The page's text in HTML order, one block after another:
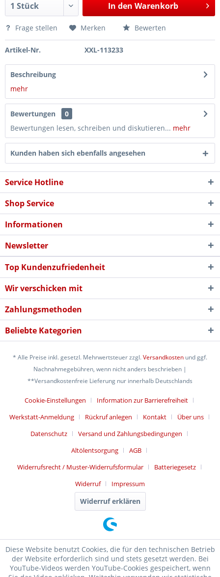
In den Warenkorb
Frage stellen Merken Bewerten
Artikel-Nr. XXL-113233
Beschreibung
mehr
Bewertungen
0
Bewertungen lesen, schreiben und diskutieren... mehr
Kunden haben sich ebenfalls angesehen
Service Hotline
Shop Service
Informationen
Newsletter
Top Kundenzufriedenheit
Wir verschicken mit
Zahlungsmethoden
Beliebte Kategorien
* Alle Preise inkl. gesetzl. Mehrwertsteuer zzgl.Versandkosten und ggf.
Nachnahmegebühren, wenn nicht anders beschrieben |
**Versandkostenfreie Lieferung nur innerhalb Deutschlands
Cookie-Einstellungen
Information zur Barrierefreiheit
Werkstatt-Anmeldung
Rückruf anlegen Kontakt
Über uns
Datenschutz
Versand und Zahlungsbedingungen
Altölentsorgung
AGB
Widerrufsrecht / Muster-Widerrufsformular
Batteriegesetz
Widerruf
Impressum
Widerruf erklären
Diese Website benutzt Cookies, die für den technischen Betrieb
der Website erforderlich sind und stets gesetzt werden. Bei
YouTube-Videos werden YouTube-Cookies gespeichert, wenn